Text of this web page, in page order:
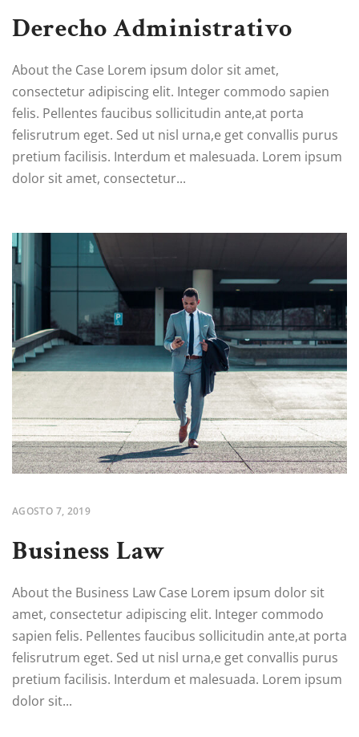
Derecho Administrativo
About the Case Lorem ipsum dolor sit amet,
consectetur adipiscing elit. Integer commodo sapien
felis. Pellentes faucibus sollicitudin ante,at porta
felisrutrum eget. Sed ut nisl urna,e get convallis purus
pretium facilisis. Interdum et malesuada. Lorem ipsum
dolor sit amet, consectetur...
AGOSTO 7, 2019
Business Law
About the Business Law Case Lorem ipsum dolor sit
amet, consectetur adipiscing elit. Integer commodo
sapien felis. Pellentes faucibus sollicitudin ante,at porta
felisrutrum eget. Sed ut nisl urna,e get convallis purus
pretium facilisis. Interdum et malesuada. Lorem ipsum
dolor sit...